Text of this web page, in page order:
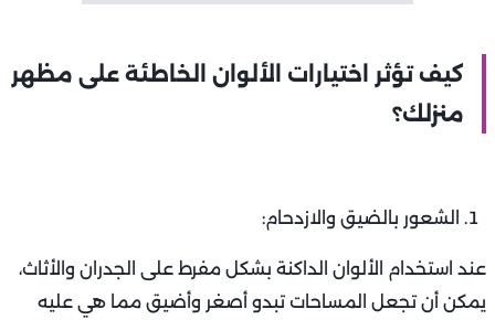
كيف تؤثر اختيارات الألوان الخاطئة على مظهر
منزلك؟
الشعور بالضيق والازدحام:
عند استخدام الألوان الداكنة بشكل مفرط على الجدران والأثاث،
يمكن أن تجعل المساحات تبدو أصغر وأضيق مما هي عليه